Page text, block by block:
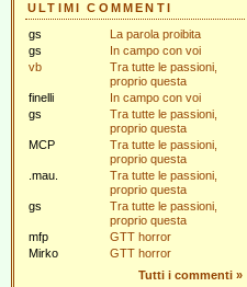
ULTIMI COMMENTI
gs
La parola proibita
gs
In campo con voi
vb
Tra tutte le passioni,
proprio questa
finelli
In campo con voi
gs
Tra tutte le passioni,
proprio questa
MCP
Tra tutte le passioni,
proprio questa
.mau.
Tra tutte le passioni,
proprio questa
gs
Tra tutte le passioni,
proprio questa
mfp
GTT horror
Mirko
GTT horror
Tutti i commenti »